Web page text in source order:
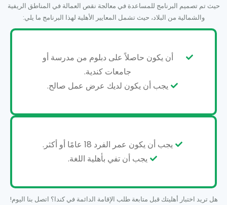
حيث تم تصميم البرنامج للمساعدة في معالجة نقص العمالة في المناطق الريفية
والشمالية من البلاد، حيث تشمل المعايير الأهلية لهذا البرنامج ما يلي:
أن يكون حاصلاً على دبلوم من مدرسة أو
جامعات كندية.
يجب أن يكون لديك عرض عمل صالح.
يجب أن يكون عمر الفرد 18 عامًا أو أكثر.
يجب أن تفي بأهلية اللغة.
هل تريد اختبار أهليتك قبل متابعة طلب الإقامة الدائمة في كندا؟ اتصل بنا اليوم!